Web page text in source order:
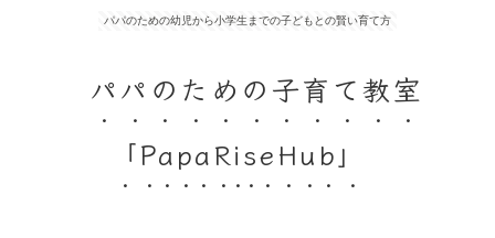
パパのための幼児から小学生までの子どもとの賢い育て方
パパのための子育て教室
「PapaRiseHub」